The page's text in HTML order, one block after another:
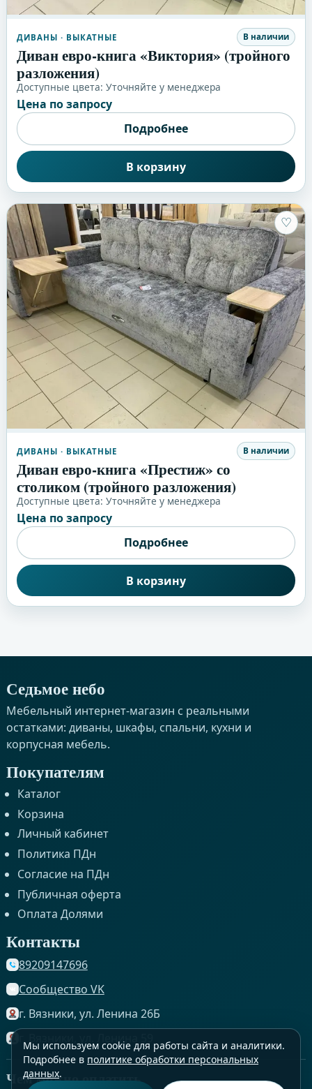
ДИВАНЫ · ВЫКАТНЫЕ В наличии
Диван евро-книга «Виктория» (тройного
разложения)
Доступные цвета: Уточняйте у менеджера
Цена по запросу
Подробнее
В корзину
♡
ДИВАНЫ · ВЫКАТНЫЕ В наличии
Диван евро-книга «Престиж» со
столиком (тройного разложения)
Доступные цвета: Уточняйте у менеджера
Цена по запросу
Подробнее
В корзину
Седьмое небо
Мебельный интернет-магазин с реальными
остатками: диваны, шкафы, спальни, кухни и
корпусная мебель.
Покупателям
Каталог
Корзина
Личный кабинет
Политика ПДн
Согласие на ПДн
Публичная оферта
Оплата Долями
Контакты
89209147696
Сообщество VK
г. Вязники, ул. Ленина 26Б
г. Вязники, ул. Ленина 59
Чем можно оплатить
Мы используем cookie для работы сайта и аналитики.
Подробнее в политике обработки персональных
данных.